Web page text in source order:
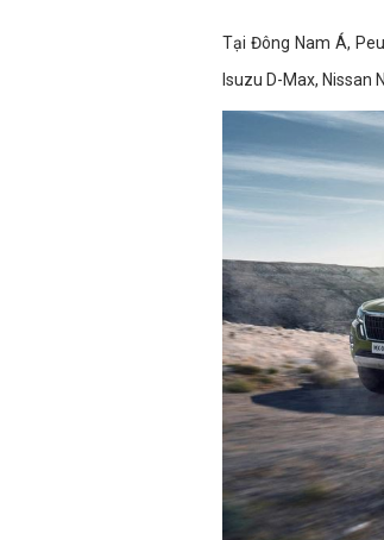
Tại Đông Nam Á,
Isuzu D-Max, Nissan